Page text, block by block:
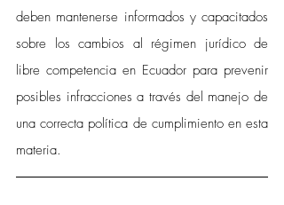
deben mantenerse informados y capacitados
sobre los cambios al régimen jurídico de
libre competencia en Ecuador para prevenir
posibles infracciones a través del manejo de
una correcta política de cumplimiento en esta
materia.